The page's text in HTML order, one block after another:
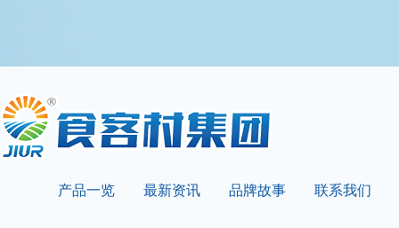
产品一览 最新资讯 品牌故事 联系我们